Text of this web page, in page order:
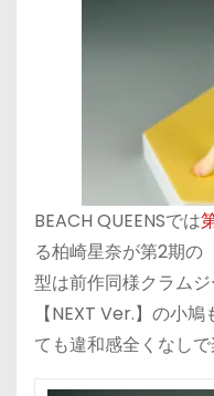
BEACH QUEENSでは
る柏崎星奈が第2期の
型は前作同様クラム
【NEXT Ver.】の小
ても違和感全くなしで